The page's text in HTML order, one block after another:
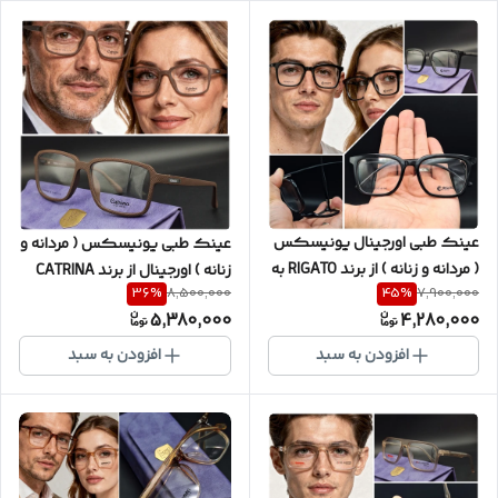
عینک طبی اورجینال یونیسکس
( مردانه و زنانه ) از برند RIGATO به
بدنه استیت کیفیت درجه یک با
پکیج کامل ( با امکان سفارش
ساخت عدسی با نمره چشم شما )
7,900,000
45%
4,280,000
افزودن به سبد
عینک طبی یونیسکس ( مردانه و
زنانه ) اورجینال از برند CATRINA
رنگ قهوه ای مات با بدنه فیبر
کربن سری اورجینال شرکتی با
گارانتی یکساله و پکیج کامل (
با امکان سفارش ساخت عدسی با
8,500,000
36%
5,380,000
افزودن به سبد